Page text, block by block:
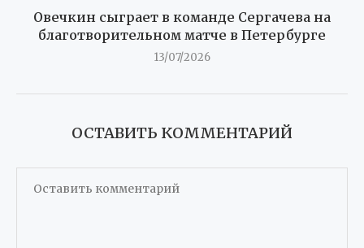
Овечкин сыграет в команде Сергачева на
благотворительном матче в Петербурге
13/07/2026
ОСТАВИТЬ КОММЕНТАРИЙ